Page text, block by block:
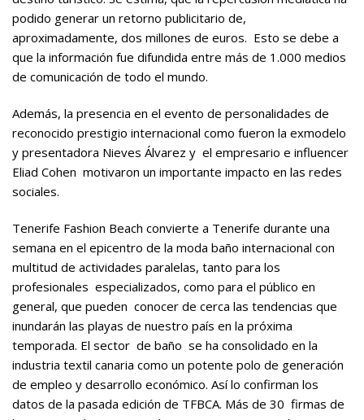
podido generar un retorno publicitario de,
aproximadamente, dos millones de euros. Esto se debe a
que la información fue difundida entre más de 1.000 medios
de comunicación de todo el mundo.
Además, la presencia en el evento de personalidades de
reconocido prestigio internacional como fueron la exmodelo
y presentadora Nieves Álvarez y el empresario e influencer
Eliad Cohen motivaron un importante impacto en las redes
sociales.
Tenerife Fashion Beach convierte a Tenerife durante una
semana en el epicentro de la moda baño internacional con
multitud de actividades paralelas, tanto para los
profesionales especializados, como para el público en
general, que pueden conocer de cerca las tendencias que
inundarán las playas de nuestro país en la próxima
temporada. El sector de baño se ha consolidado en la
industria textil canaria como un potente polo de generación
de empleo y desarrollo económico. Así lo confirman los
datos de la pasada edición de TFBCA. Más de 30 firmas de